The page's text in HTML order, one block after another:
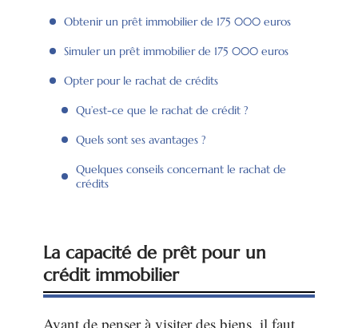
Obtenir un prêt immobilier de 175 000 euros
Simuler un prêt immobilier de 175 000 euros
Opter pour le rachat de crédits
Qu’est-ce que le rachat de crédit ?
Quels sont ses avantages ?
Quelques conseils concernant le rachat de
crédits
La capacité de prêt pour un
crédit immobilier
Avant de penser à visiter des biens, il faut